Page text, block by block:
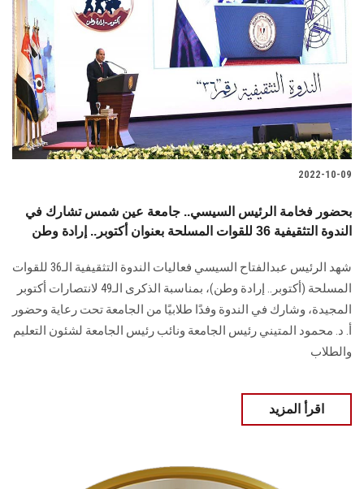
2022-10-09
بحضور فخامة الرئيس السيسي.. جامعة عين شمس تشارك في
الندوة التثقيفية 36 للقوات المسلحة بعنوان أكتوبر.. إرادة وطن
شهد الرئيس عبدالفتاح السيسي فعاليات الندوة التثقيفية الـ36 للقوات
المسلحة (أكتوبر.. إرادة وطن)، بمناسبة الذكرى الـ49 لانتصارات أكتوبر
المجيدة، وشارك في الندوة وفدًا طلابيًا من الجامعة تحت رعاية وحضور
أ. د. محمود المتيني رئيس الجامعة ونائب رئيس الجامعة لشئون التعليم
والطلاب
اقرأ المزيد